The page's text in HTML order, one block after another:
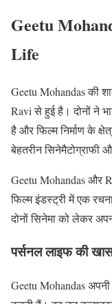
Geetu
Life
Geetu Mohandas की
Ravi से हुई है। दोनों ने
है और फिल्म निर्माण के
बेहतरीन सिनेमैटोग्राफी
Geetu Mohandas और
फिल्म इंडस्ट्री में एक
दोनों सिनेमा को लेकर
पर्सनल लाइफ की
Geetu Mohandas